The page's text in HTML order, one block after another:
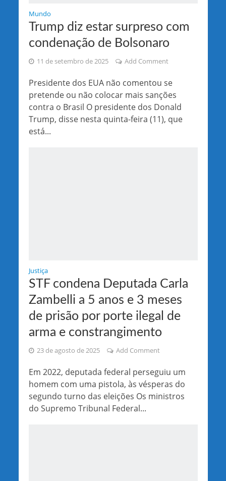
Mundo
Trump diz estar surpreso com
condenação de Bolsonaro
11 de setembro de 2025 Add Comment
Presidente dos EUA não comentou se
pretende ou não colocar mais sanções
contra o Brasil O presidente dos Donald
Trump, disse nesta quinta-feira (11), que
está...
Justiça
STF condena Deputada Carla
Zambelli a 5 anos e 3 meses
de prisão por porte ilegal de
arma e constrangimento
23 de agosto de 2025 Add Comment
Em 2022, deputada federal perseguiu um
homem com uma pistola, às vésperas do
segundo turno das eleições Os ministros
do Supremo Tribunal Federal...